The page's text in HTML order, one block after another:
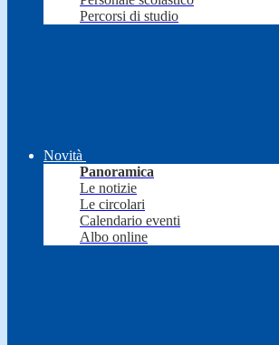
Percorsi di studio
Novità
Panoramica
Le notizie
Le circolari
Calendario eventi
Albo online